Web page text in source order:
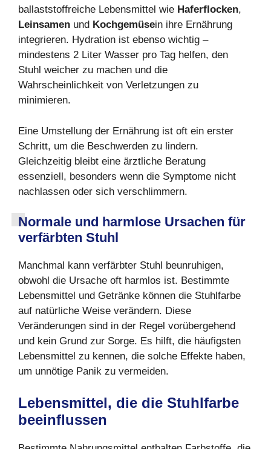
ballaststoffreiche Lebensmittel wie Haferflocken,
Leinsamen und Kochgemüsein ihre Ernährung
integrieren. Hydration ist ebenso wichtig –
mindestens 2 Liter Wasser pro Tag helfen, den
Stuhl weicher zu machen und die
Wahrscheinlichkeit von Verletzungen zu
minimieren.
Eine Umstellung der Ernährung ist oft ein erster
Schritt, um die Beschwerden zu lindern.
Gleichzeitig bleibt eine ärztliche Beratung
essenziell, besonders wenn die Symptome nicht
nachlassen oder sich verschlimmern.
Normale und harmlose Ursachen für
verfärbten Stuhl
Manchmal kann verfärbter Stuhl beunruhigen,
obwohl die Ursache oft harmlos ist. Bestimmte
Lebensmittel und Getränke können die Stuhlfarbe
auf natürliche Weise verändern. Diese
Veränderungen sind in der Regel vorübergehend
und kein Grund zur Sorge. Es hilft, die häufigsten
Lebensmittel zu kennen, die solche Effekte haben,
um unnötige Panik zu vermeiden.
Lebensmittel, die die Stuhlfarbe
beeinflussen